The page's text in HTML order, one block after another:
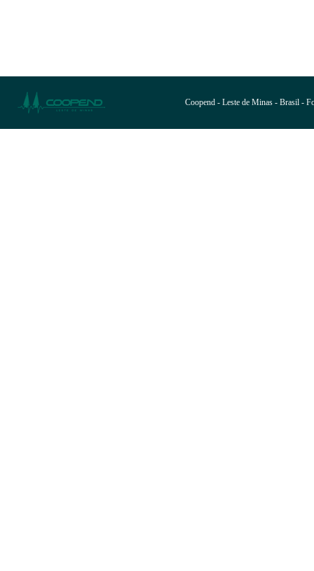
Coopend - Leste de Minas - Brasil -